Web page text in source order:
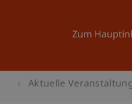
Zum
Aktuelle